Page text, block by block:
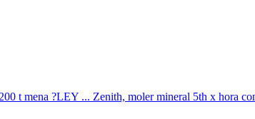
t mena ?LEY ... Zenith, moler mineral 5th x hora